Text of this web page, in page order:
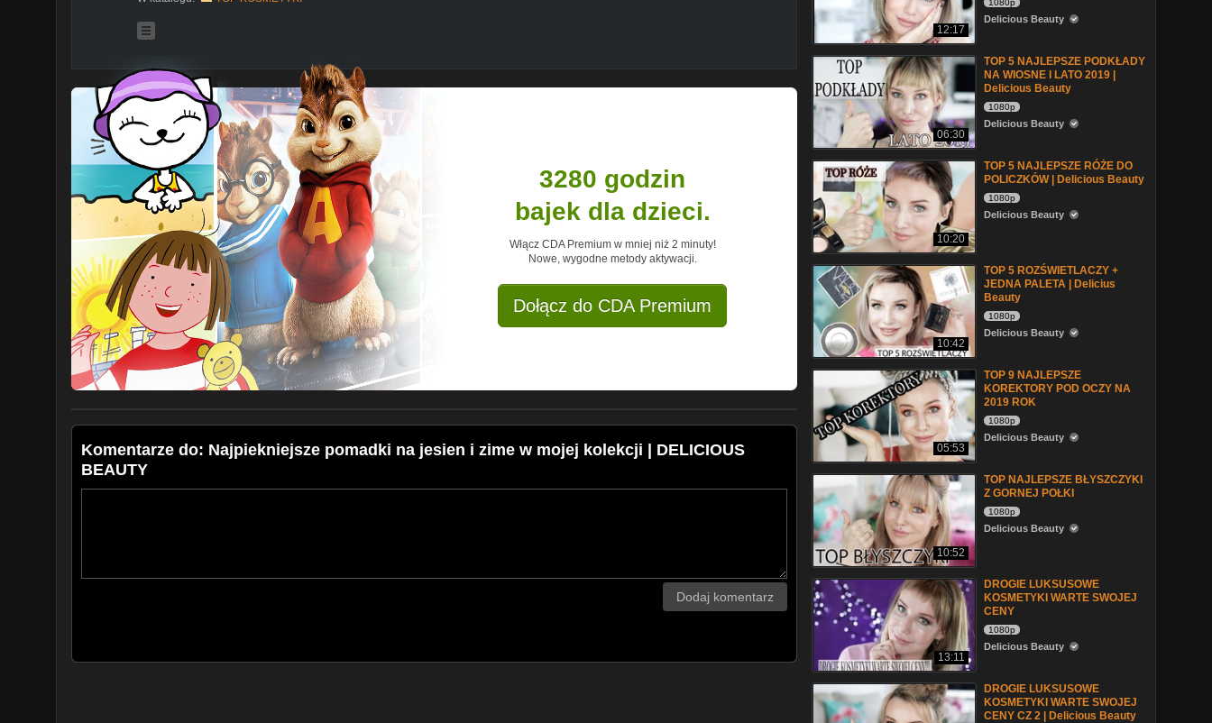
✅ Fenty Beauty Mattemoiselle Frackle Fiesta:
✅ Pierre Rene Notice Me Nude:
3280 godzin
bajek dla dzieci.
Włącz CDA Premium w mniej niż 2 minuty!
Nowe, wygodne metody aktywacji.
Dołącz do CDA Premium
Komentarze do: Najpiekniejsze pomadki na jesien i zime w mojej kolekcji | DELICIOUS
BEAUTY
Dodaj komentarz
12:17
1080p
Delicious Beauty
06:30
TOP 5 NAJLEPSZE PODKŁADY
NA WIOSNE I LATO 2019 |
Delicious Beauty
1080p
Delicious Beauty
10:20
TOP 5 NAJLEPSZE RÓŻE DO
POLICZKÓW | Delicious Beauty
1080p
Delicious Beauty
10:42
TOP 5 ROZŚWIETLACZY +
JEDNA PALETA | Delicius
Beauty
1080p
Delicious Beauty
05:53
TOP 9 NAJLEPSZE
KOREKTORY POD OCZY NA
2019 ROK
1080p
Delicious Beauty
10:52
TOP NAJLEPSZE BŁYSZCZYKI
Z GORNEJ POŁKI
1080p
Delicious Beauty
13:11
DROGIE LUKSUSOWE
KOSMETYKI WARTE SWOJEJ
CENY
1080p
Delicious Beauty
DROGIE LUKSUSOWE
KOSMETYKI WARTE SWOJEJ
CENY CZ 2 | Delicious Beauty